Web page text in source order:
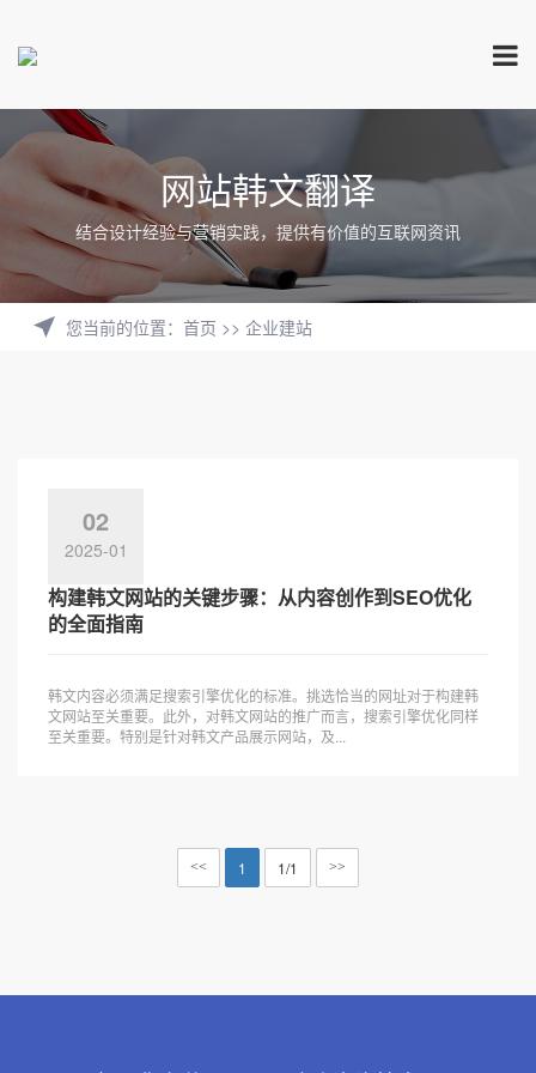
网站韩文翻译
结合设计经验与营销实践，提供有价值的互联网资讯
您当前的位置： 首页 >> 企业建站
02
2025-01
构建韩文网站的关键步骤：从内容创作到SEO优化
的全面指南
韩文内容必须满足搜索引擎优化的标准。挑选恰当的网址对于构建韩
文网站至关重要。此外，对韩文网站的推广而言，搜索引擎优化同样
至关重要。特别是针对韩文产品展示网站，及...
<< 1 1/1 >>